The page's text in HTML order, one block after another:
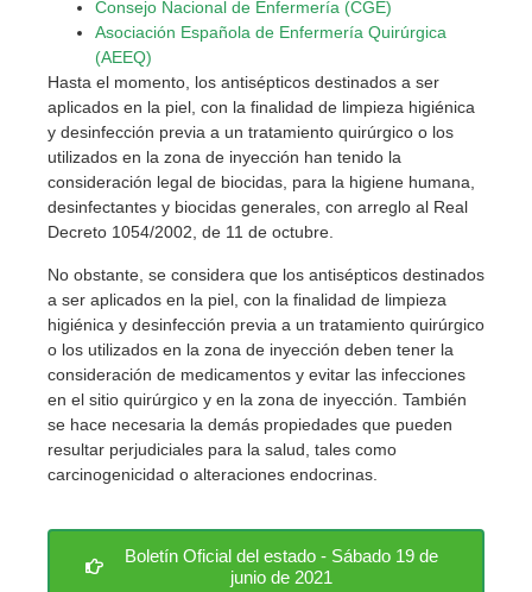
Consejo Nacional de Enfermería (CGE)
Asociación Española de Enfermería Quirúrgica
(AEEQ)
Hasta el momento, los antisépticos destinados a ser
aplicados en la piel, con la finalidad de limpieza higiénica
y desinfección previa a un tratamiento quirúrgico o los
utilizados en la zona de inyección han tenido la
consideración legal de biocidas, para la higiene humana,
desinfectantes y biocidas generales, con arreglo al Real
Decreto 1054/2002, de 11 de octubre.
No obstante, se considera que los antisépticos destinados
a ser aplicados en la piel, con la finalidad de limpieza
higiénica y desinfección previa a un tratamiento quirúrgico
o los utilizados en la zona de inyección deben tener la
consideración de medicamentos y evitar las infecciones
en el sitio quirúrgico y en la zona de inyección. También
se hace necesaria la demás propiedades que pueden
resultar perjudiciales para la salud, tales como
carcinogenicidad o alteraciones endocrinas.
Boletín Oficial del estado - Sábado 19 de
junio de 2021